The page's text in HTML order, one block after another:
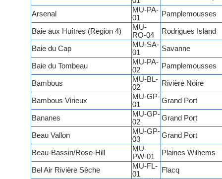
Arsenal
MU-PA-
01
Pamplemousses
Baie aux Huîtres (Region 4)
MU-
RO-04
Rodrigues Island
Baie du Cap
MU-SA-
01
Savanne
Baie du Tombeau
MU-PA-
02
Pamplemousses
Bambous
MU-BL-
02
Rivière Noire
Bambous Virieux
MU-GP-
01
Grand Port
Bananes
MU-GP-
02
Grand Port
Beau Vallon
MU-GP-
03
Grand Port
Beau-Bassin/Rose-Hill
MU-
PW-01
Plaines Wilhems
Bel Air Rivière Sèche
MU-FL-
01
Flacq